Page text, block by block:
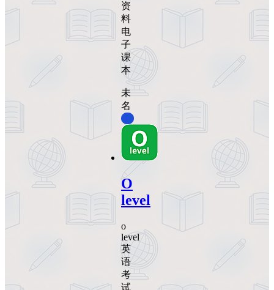
资
料
电
子
课
本
未
名
O
level
o
level
英
语
考
试